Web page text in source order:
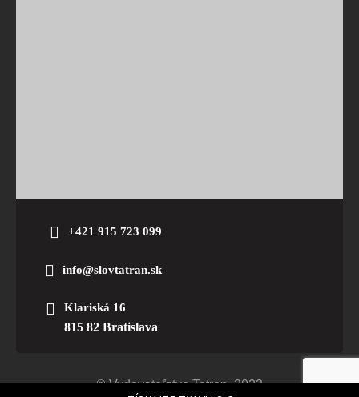
+421 915 723 099
info@slovtatran.sk
Klariská 16
815 82 Bratislava
© Vydavateľstvo Tatran. 2023